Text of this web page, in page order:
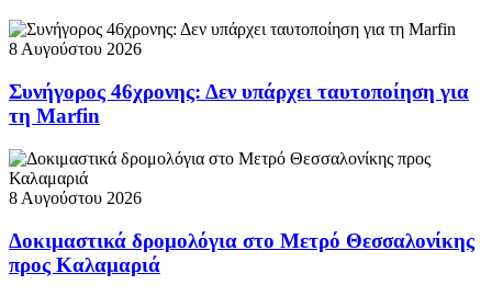
8 Αυγούστου 2026
Συνήγορος 46χρονης: Δεν υπάρχει ταυτοποίηση για
τη Marfin
8 Αυγούστου 2026
Δοκιμαστικά δρομολόγια στο Μετρό Θεσσαλονίκης
προς Καλαμαριά